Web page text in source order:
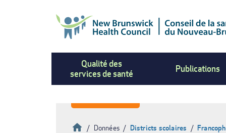
Qualité des
services de santé
Publications
Accueil
Données Districts scolaires